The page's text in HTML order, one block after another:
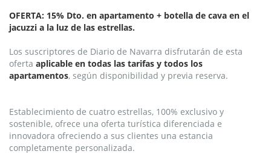
OFERTA: 15% Dto. en apartamento + botella de cava en el
jacuzzi a la luz de las estrellas.
Los suscriptores de Diario de Navarra disfrutarán de esta
oferta aplicable en todas las tarifas y todos los
apartamentos, según disponibilidad y previa reserva.
Establecimiento de cuatro estrellas, 100% exclusivo y
sostenible, ofrece una oferta turística diferenciada e
innovadora ofreciendo a sus clientes una estancia
completamente personalizada.
imágenes